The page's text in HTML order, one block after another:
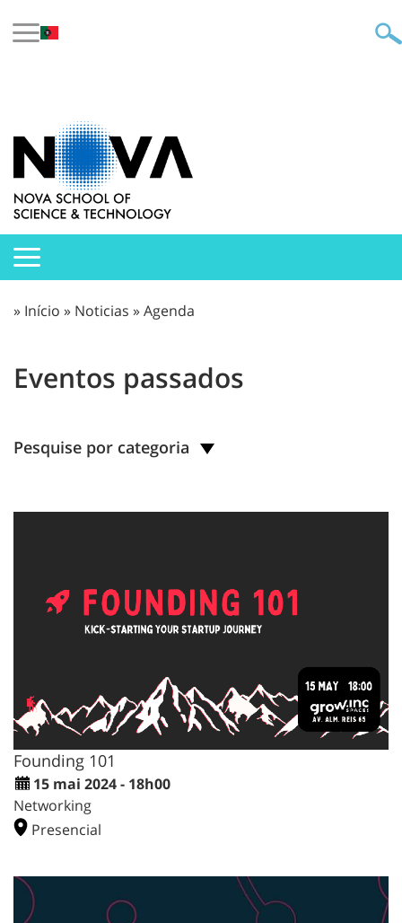
» Início » Noticias »Agenda
Eventos passados
Pesquise por categoria
Founding 101
15 mai 2024 - 18h00
Networking
Presencial